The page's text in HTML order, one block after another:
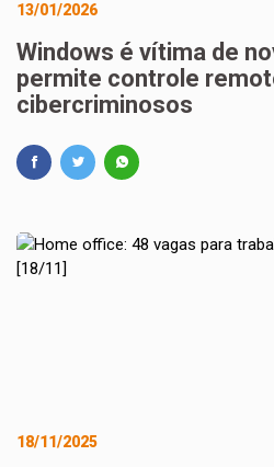
13/01/2026
Windows é vítima de
permite controle
cibercriminosos
18/11/2025